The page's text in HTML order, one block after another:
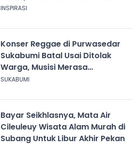
INSPIRASI
Konser Reggae di Purwasedar
Sukabumi Batal Usai Ditolak
Warga, Musisi Merasa
Didiskreditkan
SUKABUMI
Bayar Seikhlasnya, Mata Air
Cileuleuy Wisata Alam Murah di
Subang Untuk Libur Akhir Pekan